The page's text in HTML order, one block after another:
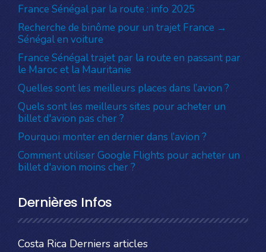
France Sénégal par la route : info 2025
Recherche de binôme pour un trajet France →
Sénégal en voiture
France Sénégal trajet par la route en passant par
le Maroc et la Mauritanie
Quelles sont les meilleurs places dans l’avion ?
Quels sont les meilleurs sites pour acheter un
billet d'avion pas cher ?
Pourquoi monter en dernier dans l’avion ?
Comment utiliser Google Flights pour acheter un
billet d'avion moins cher ?
Dernières Infos
Costa Rica Derniers articles